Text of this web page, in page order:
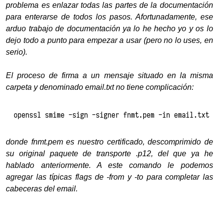
problema es enlazar todas las partes de la documentación
para enterarse de todos los pasos. Afortunadamente, ese
arduo trabajo de documentación ya lo he hecho yo y os lo
dejo todo a punto para empezar a usar (pero no lo uses, en
serio).
El proceso de firma a un mensaje situado en la misma
carpeta y denominado email.txt no tiene complicación:
openssl smime -sign -signer fnmt.pem -in email.txt
donde fnmt.pem es nuestro certificado, descomprimido de
su original paquete de transporte .p12, del que ya he
hablado anteriormente. A este comando le podemos
agregar las típicas flags de -from y -to para completar las
cabeceras del email.